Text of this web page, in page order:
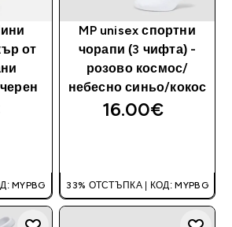
от
MYPBG
MP unisex спортни
чорапи (3 чифта) -
розово космос/
небесно синьо/кокос
16.00€‎
33% ОТСТЪПКА | КОД: MYPBG